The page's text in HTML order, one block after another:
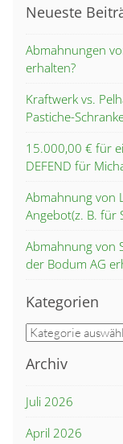
Neueste
Abmahnungen
erhalten?
Kraftwerk vs.
Pastiche-
15.000,00 € für
DEFEND für
Abmahnung von
Angebot(z. B. für
Abmahnung von
der Bodum AG
Kategorien
Kategorien
Archiv
Juli 2026
April 2026